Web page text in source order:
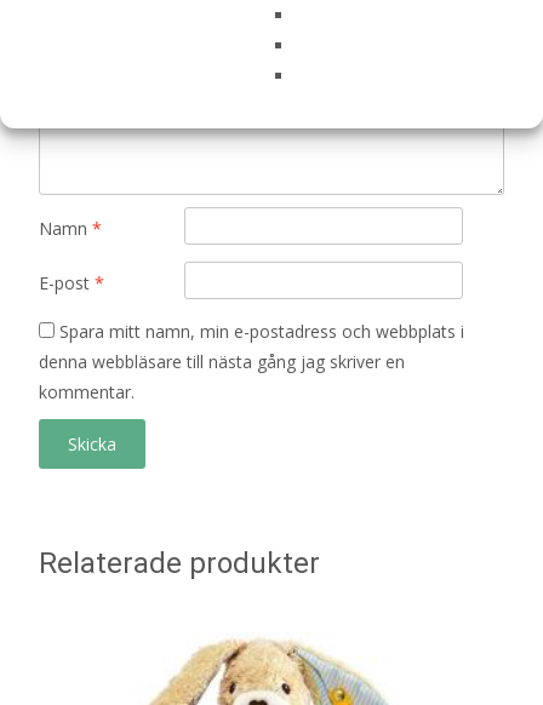
Namn *
E-post *
Spara mitt namn, min e-postadress och webbplats i
denna webbläsare till nästa gång jag skriver en
kommentar.
Relaterade produkter